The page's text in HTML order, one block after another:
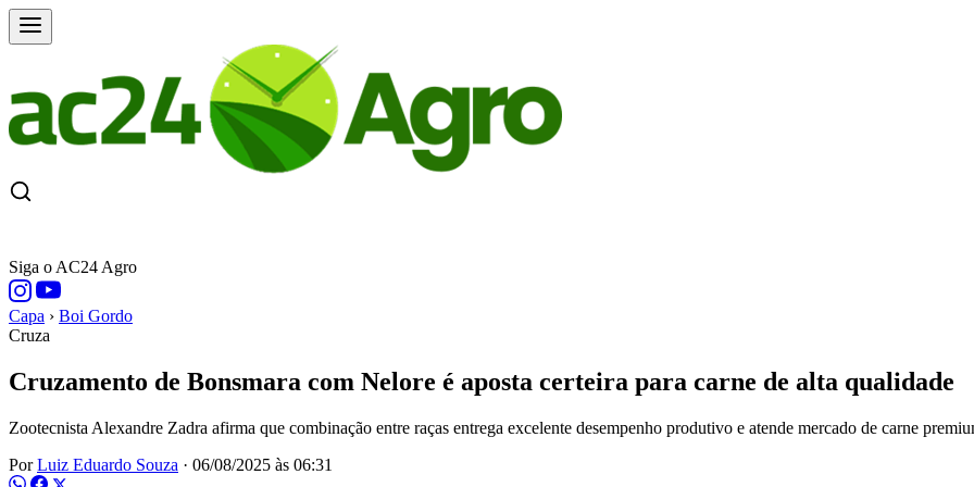
Siga o AC24 Agro
Capa › Boi Gordo
Cruza
Cruzamento de Bonsmara com Nelore é aposta certeira para carne de alta qualidade
Zootecnista Alexandre Zadra afirma que combinação entre raças entrega excelente desempenho produtivo e atende mercado de carne
PorLuiz Eduardo Souza · 06/08/2025 às 06:31